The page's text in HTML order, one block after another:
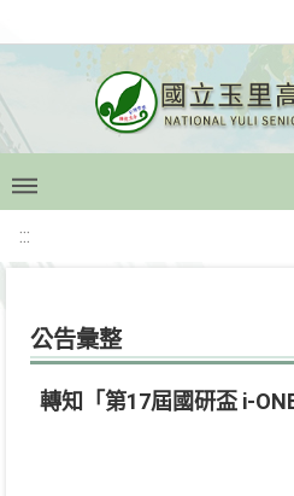
:::
公告彙整
轉知「第17屆國研盃 i-